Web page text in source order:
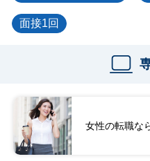
面接1回
女性の転職な